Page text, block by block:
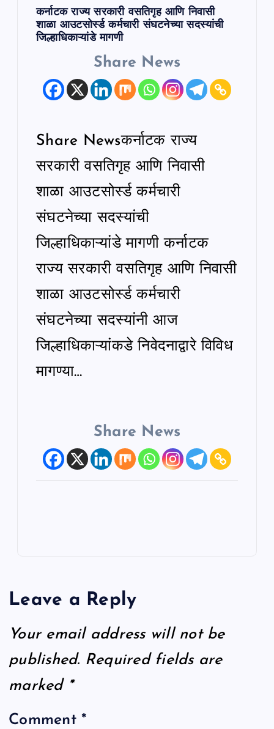
कर्नाटक राज्य सरकारी वसतिगृह आणि निवासी
शाळा आउटसोर्स्ड कर्मचारी संघटनेच्या सदस्यांची
जिल्हाधिकाऱ्यांडे मागणी
Share News
Share Newsकर्नाटक राज्य
सरकारी वसतिगृह आणि निवासी
शाळा आउटसोर्स्ड कर्मचारी
संघटनेच्या सदस्यांची
जिल्हाधिकाऱ्यांडे मागणी कर्नाटक
राज्य सरकारी वसतिगृह आणि निवासी
शाळा आउटसोर्स्ड कर्मचारी
संघटनेच्या सदस्यांनी आज
जिल्हाधिकाऱ्यांकडे निवेदनाद्वारे विविध
मागण्या…
Share News
Leave a Reply
Your email address will not be
published. Required fields are
marked *
Comment*